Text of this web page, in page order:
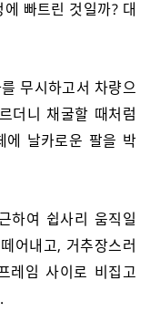
빠트린 것일까? 대
무시하고서 차량으
더니 채굴할 때처럼
에 날카로운 팔을 박
하여 쉽사리 움직일
어내고, 거추장스러
레임 사이로 비집고